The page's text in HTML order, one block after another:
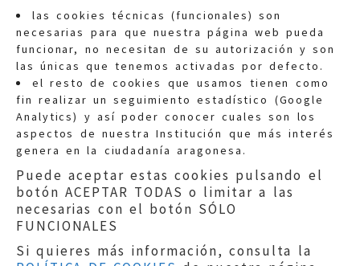
las cookies técnicas (funcionales) son
necesarias para que nuestra página web pueda
funcionar, no necesitan de su autorización y son
las únicas que tenemos activadas por defecto.
el resto de cookies que usamos tienen como
fin realizar un seguimiento estadístico (Google
Analytics) y así poder conocer cuales son los
aspectos de nuestra Institución que más interés
genera en la ciudadanía aragonesa.
Puede aceptar estas cookies pulsando el
botón ACEPTAR TODAS o limitar a las
necesarias con el botón SÓLO
FUNCIONALES
Si quieres más información, consulta la
Quejas:quejas@eljusticiadearagon.es
Información general:
informacion@eljusticiadearagon.es
Teléfonos:900 210 210/